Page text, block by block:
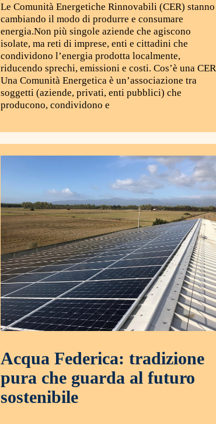
Le Comunità Energetiche Rinnovabili (CER) stanno
cambiando il modo di produrre e consumare
energia.Non più singole aziende che agiscono
isolate, ma reti di imprese, enti e cittadini che
condividono l’energia prodotta localmente,
riducendo sprechi, emissioni e costi. Cos’è una CER
Una Comunità Energetica è un’associazione tra
soggetti (aziende, privati, enti pubblici) che
producono, condividono e
Acqua Federica: tradizione
pura che guarda al futuro
sostenibile